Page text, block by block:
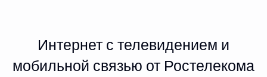
Интернет с телевидением и
мобильной связью от Ростелекома